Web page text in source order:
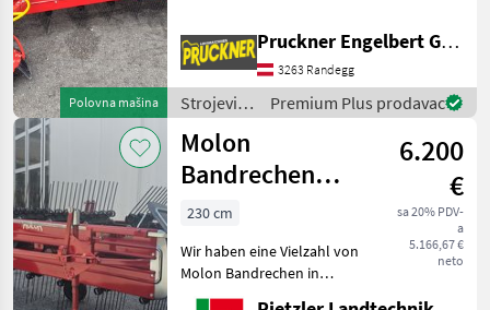
Polovna mašina
Weistedreieckaufnahme mit
Federung, Bereifung
16x6.50-8 mit Kurieger-
Seitenräumer neuwertig !!!
S
Pruckner Engelbert GmbH
3263 Randegg
Strojevi i
oprema
za travu i
baliranje /
Molon
Premium Plus prodavac
Molon
Bandrechen
230/4
6.200
€
sa 20% PDV-
a
5.166,67 €
neto
230 cm
Wir haben eine Vielzahl von
Molon Bandrechen in
unserem Lager in Ried